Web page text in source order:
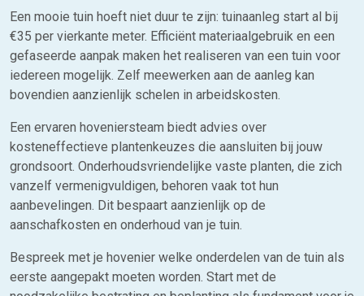
Een mooie tuin hoeft niet duur te zijn: tuinaanleg start al bij
€35 per vierkante meter. Efficiënt materiaalgebruik en een
gefaseerde aanpak maken het realiseren van een tuin voor
iedereen mogelijk. Zelf meewerken aan de aanleg kan
bovendien aanzienlijk schelen in arbeidskosten.
Een ervaren hoveniersteam biedt advies over
kosteneffectieve plantenkeuzes die aansluiten bij jouw
grondsoort. Onderhoudsvriendelijke vaste planten, die zich
vanzelf vermenigvuldigen, behoren vaak tot hun
aanbevelingen. Dit bespaart aanzienlijk op de
aanschafkosten en onderhoud van je tuin.
Bespreek met je hovenier welke onderdelen van de tuin als
eerste aangepakt moeten worden. Start met de